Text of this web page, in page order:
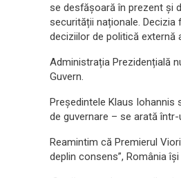
se desfășoară în prezent și
securității naționale. Decizia
deciziilor de politică externă
Administrația Prezidențială
Guvern.
Președintele Klaus Iohannis
de guvernare – se arată
Reamintim că Premierul
deplin consens”, România